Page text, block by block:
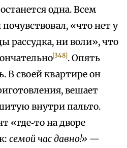
одна. Всем
«что нет у
рассудка, ни воли», что
[348]. Опять
В своей квартире он
вешает
внутри пальто.
«где‑то на дворе
семой час давно!» —